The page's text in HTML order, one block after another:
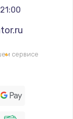
сервисе